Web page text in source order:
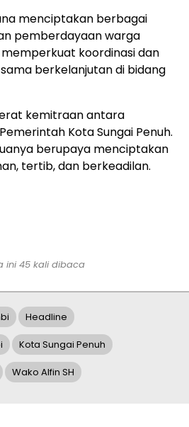
menciptakan berbagai
pemberdayaan warga
koordinasi dan
berkelanjutan di bidang
kemitraan antara
Kota Sungai Penuh.
berupaya menciptakan
tertib, dan berkeadilan.
ini 45 kali dibaca
Headline
Kota Sungai Penuh
Wako Alfin SH